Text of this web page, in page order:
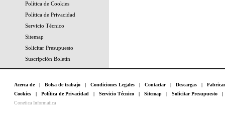
Política de Cookies
Política de Privacidad
Servicio Técnico
Sitemap
Solicitar Presupuesto
Suscripción Boletín
Acerca de| Bolsa de trabajo | Condiciones Legales | Contactar| Descargas |
Cookies | Política de Privacidad | Servicio Técnico | Sitemap | Solicitar Presupuesto
Conetica Informatica